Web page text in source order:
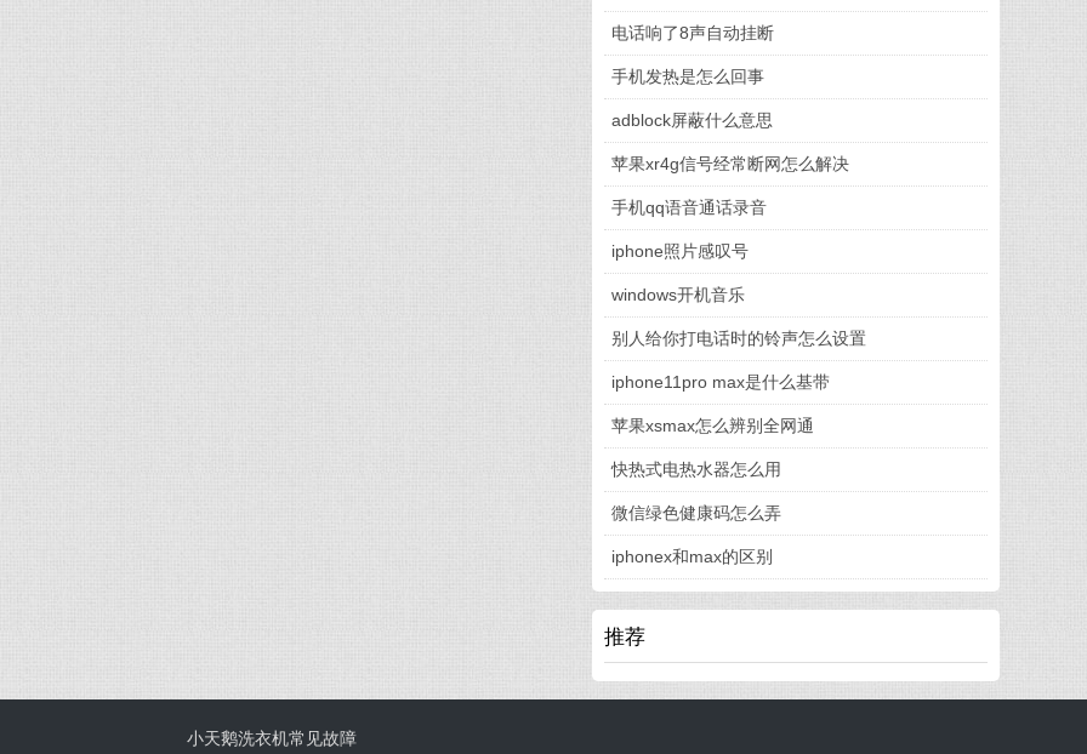
电话响了8声自动挂断
手机发热是怎么回事
adblock屏蔽什么意思
苹果xr4g信号经常断网怎么解决
手机qq语音通话录音
iphone照片感叹号
windows开机音乐
别人给你打电话时的铃声怎么设置
iphone11pro max是什么基带
苹果xsmax怎么辨别全网通
快热式电热水器怎么用
微信绿色健康码怎么弄
iphonex和max的区别
推荐
小天鹅洗衣机常见故障